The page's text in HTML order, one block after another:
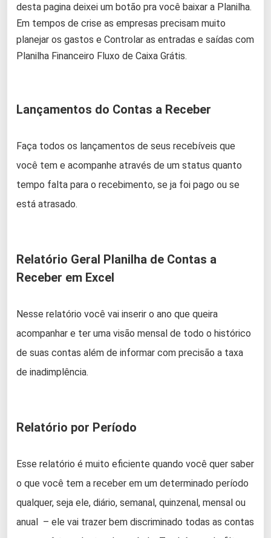
desta pagina deixei um botão pra você baixar a Planilha.
Em tempos de crise as empresas precisam muito
planejar os gastos e Controlar as entradas e saídas com
Planilha Financeiro Fluxo de Caixa Grátis.
Lançamentos do Contas a Receber
Faça todos os lançamentos de seus recebíveis que
você tem e acompanhe através de um status quanto
tempo falta para o recebimento, se ja foi pago ou se
está atrasado.
Relatório Geral Planilha de Contas a
Receber em Excel
Nesse relatório você vai inserir o ano que queira
acompanhar e ter uma visão mensal de todo o histórico
de suas contas além de informar com precisão a taxa
de inadimplência.
Relatório por Período
Esse relatório é muito eficiente quando você quer saber
o que você tem a receber em um determinado período
qualquer, seja ele, diário, semanal, quinzenal, mensal ou
anual – ele vai trazer bem discriminado todas as contas